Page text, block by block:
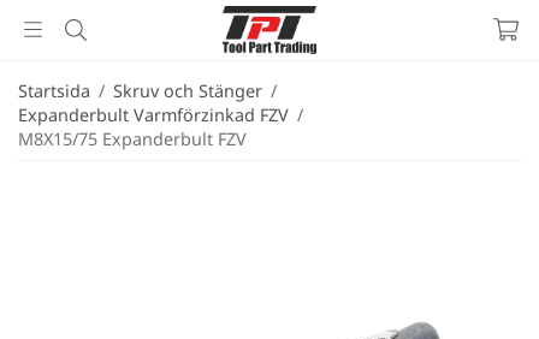
Startsida / Skruv och Stänger /
Expanderbult Varmförzinkad FZV /
M8X15/75 Expanderbult FZV